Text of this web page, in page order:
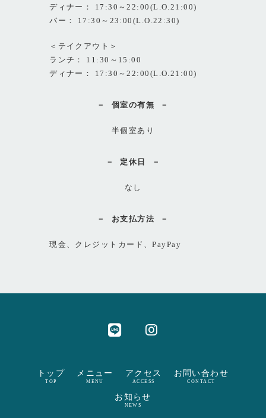
ディナー： 17:30～22:00(L.O.21:00)
バー： 17:30～23:00(L.O.22:30)
＜テイクアウト＞
ランチ： 11:30～15:00
ディナー： 17:30～22:00(L.O.21:00)
個室の有無
半個室あり
定休日
なし
お支払方法
現金、クレジットカード、PayPay
トップ
TOP
メニュー
MENU
アクセス
ACCESS
お問い合わせ
CONTACT
お知らせ
NEWS